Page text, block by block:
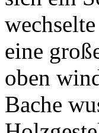
eine
oben
Bache